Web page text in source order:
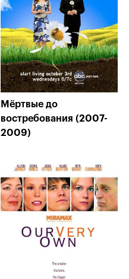
Мёртвые до
востребования (2007-
2009)